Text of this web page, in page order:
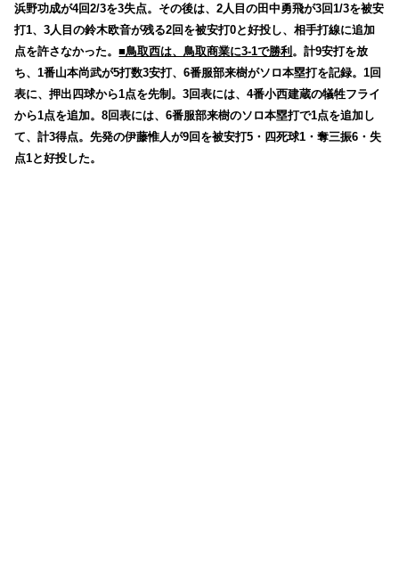
浜野功成が4回2/3を3失点。その後は、2人目の田中勇飛が3回1/3を被安
打1、3人目の鈴木欧音が残る2回を被安打0と好投し、相手打線に追加
点を許さなかった。■鳥取西は、鳥取商業に3-1で勝利。計9安打を放
ち、1番山本尚武が5打数3安打、6番服部来樹がソロ本塁打を記録。1回
表に、押出四球から1点を先制。3回表には、4番小西建蔵の犠牲フライ
から1点を追加。8回表には、6番服部来樹のソロ本塁打で1点を追加し
て、計3得点。先発の伊藤惟人が9回を被安打5・四死球1・奪三振6・失
点1と好投した。